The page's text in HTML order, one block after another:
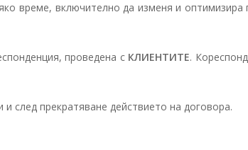
време, включително да изменя и оптимизира
проведена с КЛИЕНТИТЕ.
и след прекратяване действието на договора.